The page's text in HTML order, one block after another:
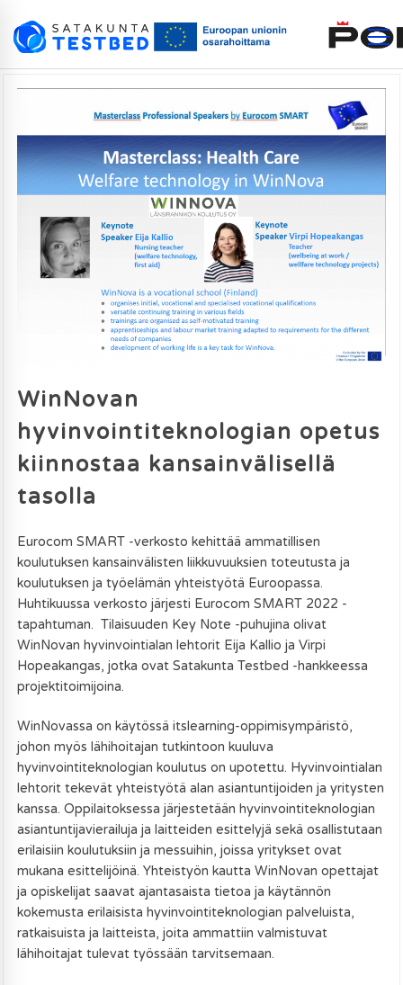
WinNovan
hyvinvointiteknologian opetus
kiinnostaa kansainvälisellä
tasolla
Eurocom SMART -verkosto kehittää ammatillisen
koulutuksen kansainvälisten liikkuvuuksien toteutusta ja
koulutuksen ja työelämän yhteistyötä Euroopassa.
Huhtikuussa verkosto järjesti Eurocom SMART 2022 -
tapahtuman. Tilaisuuden Key Note -puhujina olivat
WinNovan hyvinvointialan lehtorit Eija Kallio ja Virpi
Hopeakangas, jotka ovat Satakunta Testbed -hankkeessa
projektitoimijoina.
WinNovassa on käytössä itslearning-oppimisympäristö,
johon myös lähihoitajan tutkintoon kuuluva
hyvinvointiteknologian koulutus on upotettu. Hyvinvointialan
lehtorit tekevät yhteistyötä alan asiantuntijoiden ja yritysten
kanssa. Oppilaitoksessa järjestetään hyvinvointiteknologian
asiantuntijavierailuja ja laitteiden esittelyjä sekä osallistutaan
erilaisiin koulutuksiin ja messuihin, joissa yritykset ovat
mukana esittelijöinä. Yhteistyön kautta WinNovan opettajat
ja opiskelijat saavat ajantasaista tietoa ja käytännön
kokemusta erilaisista hyvinvointiteknologian palveluista,
ratkaisuista ja laitteista, joita ammattiin valmistuvat
lähihoitajat tulevat työssään tarvitsemaan.